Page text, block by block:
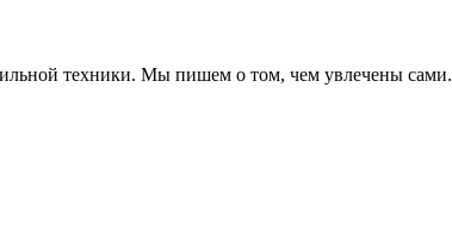
техники. Мы пишем о том, чем увлечены сами.